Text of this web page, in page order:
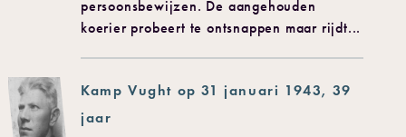
persoonsbewijzen. De aangehouden
koerier probeert te ontsnappen maar rijdt...
Kamp Vught op 31 januari 1943, 39
jaar